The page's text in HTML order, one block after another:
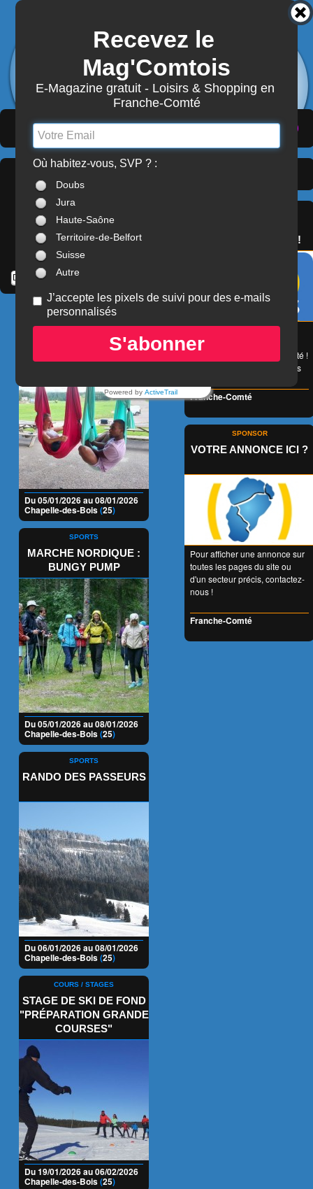
Franche-Comté
3872
7870
Abonnement Mag'Comtois
(ACTUALITÉS) (ANNUAIRE) (MON COMPTE )
Actualités
Comté
COURS / STAGES
INITIATION AU FLY YOGA
Du 05/01/2026 au 08/01/2026
Chapelle-des-Bois(25)
SPORTS
MARCHE NORDIQUE :
BUNGY PUMP
Du 05/01/2026 au 08/01/2026
Chapelle-des-Bois(25)
SPORTS
RANDO DES PASSEURS
Du 06/01/2026 au 08/01/2026
Chapelle-des-Bois(25)
COURS / STAGES
STAGE DE SKI DE FOND
"PRÉPARATION GRANDE
COURSES"
Du 19/01/2026 au 06/02/2026
Chapelle-des-Bois(25)
LE PASS'COMTOIS !
😉 LA carte de réduction
accessible à tous et valable
1 an entier en Franche-Comté !
👍 + de 350 Partenaires dans
Franche-Comté
SPONSOR
VOTRE ANNONCE ICI ?
Pour afficher une annonce sur
toutes les pages du site ou
d'un secteur précis, contactez-
nous !
Franche-Comté
Recevez le
Mag'Comtois
E-Magazine gratuit - Loisirs & Shopping en
Franche-Comté
Où habitez-vous, SVP ? :
Doubs
Jura
Haute-Saône
Territoire-de-Belfort
Suisse
Autre
J’accepte les pixels de suivi pour des e-mails
personnalisés
S'abonner
Powered by ActiveTrail